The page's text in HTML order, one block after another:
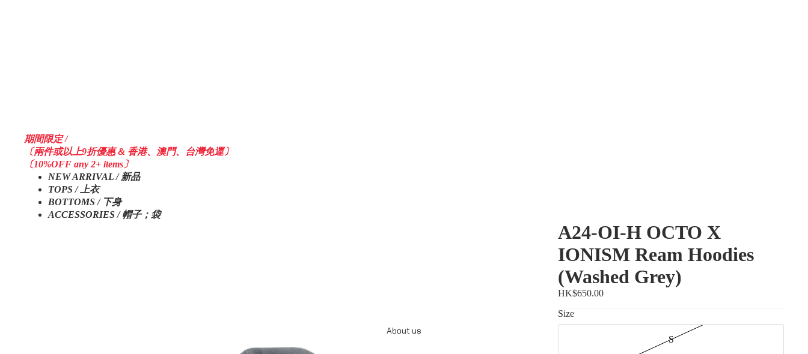
About us
期間限定 /
〔兩件或以上9折優惠 & 香港、澳門、台灣免運〕
〔10%OFF any 2+ items〕
NEW ARRIVAL / 新品
TOPS / 上衣
BOTTOMS / 下身
ACCESSORIES / 帽子；袋
A24-OI-H OCTO X
IONISM Ream Hoodies
(Washed Grey)
HK$650.00
Size
S